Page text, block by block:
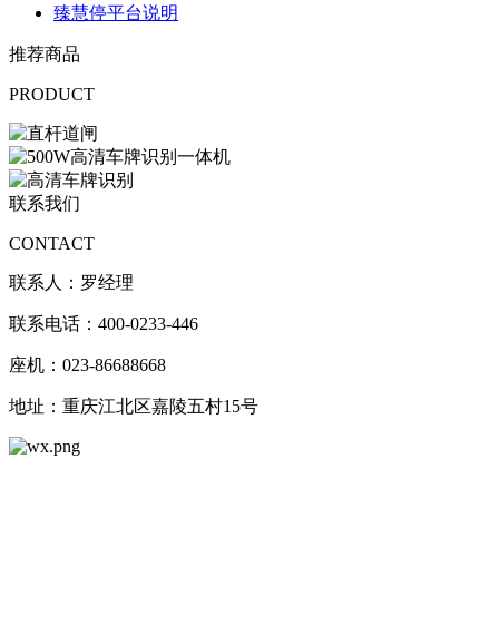
臻慧停平台说明
推荐商品
PRODUCT
联系我们
CONTACT
联系人：罗经理
联系电话：400-0233-446
座机：023-86688668
地址：重庆江北区嘉陵五村15号